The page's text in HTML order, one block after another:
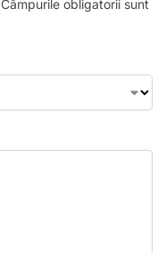
Câmpurile obligatorii sunt